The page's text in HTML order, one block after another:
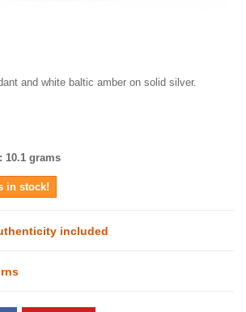
and white baltic amber on solid silver.
: 10.1 grams
in stock!
included